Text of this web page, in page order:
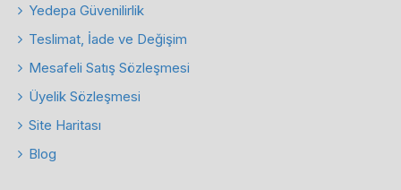
Yedepa Güvenilirlik
Teslimat, İade ve Değişim
Mesafeli Satış Sözleşmesi
Üyelik Sözleşmesi
Site Haritası
Blog